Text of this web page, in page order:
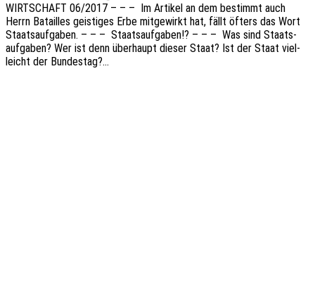
WIRTSCHAFT 06/2017 – – – Im Arti­kel an dem bestimmt auch
Herrn Batail­les geis­ti­ges Erbe mitge­wirkt hat, fällt öfters das Wort
Staats­auf­ga­ben. – – – Staats­auf­ga­ben!? – – – Was sind Staats­
auf­ga­ben? Wer ist denn über­haupt dieser Staat? Ist der Staat viel­
leicht der Bundestag?…